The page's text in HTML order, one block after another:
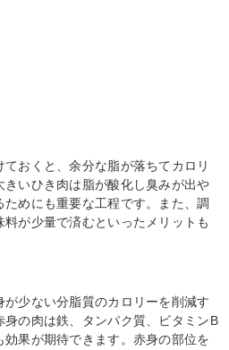
おくと、余分な脂が落ちてカロリ
いひき肉は脂が酸化し臭みが出や
めにも重要な工程です。また、調
が少量で済むといったメリットも
少ない分脂質のカロリーを削減す
の肉は鉄、タンパク質、ビタミンB
果が期待できます。赤身の部位を